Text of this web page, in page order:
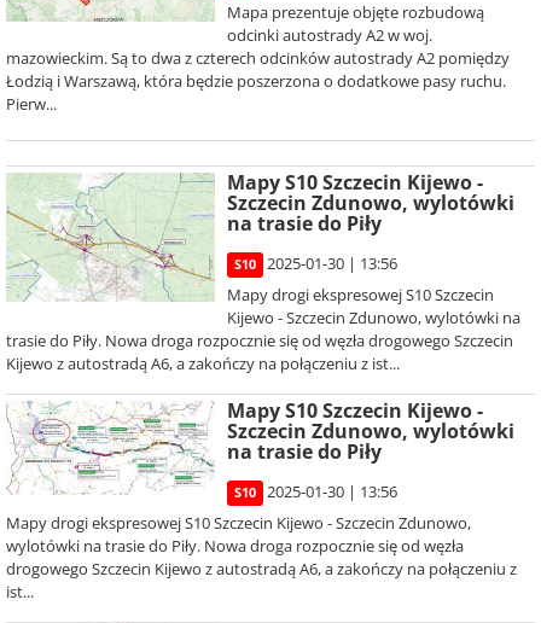
Mapa prezentuje objęte rozbudową
odcinki autostrady A2 w woj.
mazowieckim. Są to dwa z czterech odcinków autostrady A2 pomiędzy
Łodzią i Warszawą, która będzie poszerzona o dodatkowe pasy ruchu.
Pierw...
Mapy S10 Szczecin Kijewo -
Szczecin Zdunowo, wylotówki
na trasie do Piły
S10
2025-01-30 | 13:56
Mapy drogi ekspresowej S10 Szczecin
Kijewo - Szczecin Zdunowo, wylotówki na
trasie do Piły. Nowa droga rozpocznie się od węzła drogowego Szczecin
Kijewo z autostradą A6, a zakończy na połączeniu z ist...
Mapy S10 Szczecin Kijewo -
Szczecin Zdunowo, wylotówki
na trasie do Piły
S10
2025-01-30 | 13:56
Mapy drogi ekspresowej S10 Szczecin Kijewo - Szczecin Zdunowo,
wylotówki na trasie do Piły. Nowa droga rozpocznie się od węzła
drogowego Szczecin Kijewo z autostradą A6, a zakończy na połączeniu z
ist...